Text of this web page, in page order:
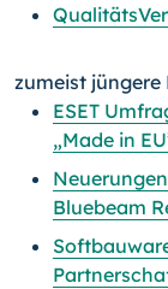
zumeist jüngere
ESET
„Made in
Bluebeam